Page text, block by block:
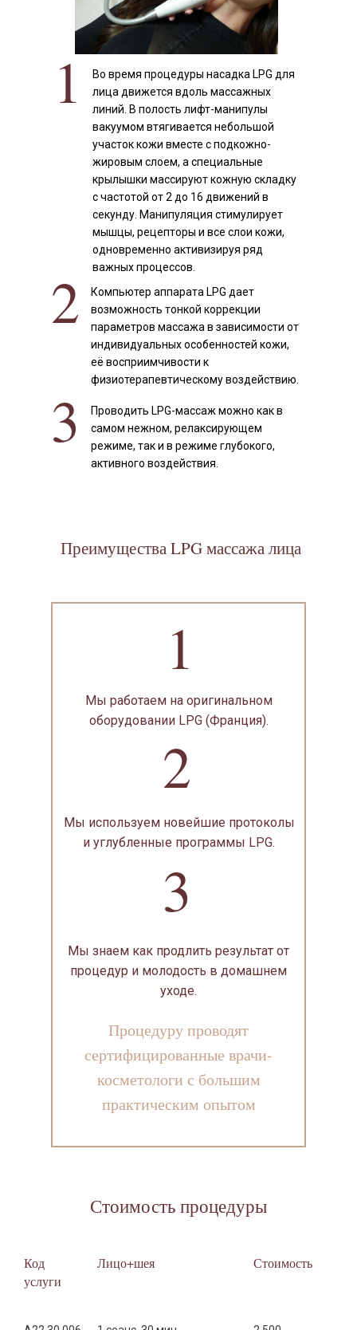
Во время процедуры насадка LPG для
лица движется вдоль массажных
линий. В полость лифт-манипулы
вакуумом втягивается небольшой
участок кожи вместе с подкожно-
жировым слоем, а специальные
крылышки массируют кожную складку
с частотой от 2 до 16 движений в
секунду. Манипуляция стимулирует
мышцы, рецепторы и все слои кожи,
одновременно активизируя ряд
важных процессов.
1
Компьютер аппарата LPG дает
возможность тонкой коррекции
параметров массажа в зависимости от
индивидуальных особенностей кожи,
её восприимчивости к
физиотерапевтическому воздействию.
2
Проводить LPG-массаж можно как в
самом нежном, релаксирующем
режиме, так и в режиме глубокого,
активного воздействия.
3
Преимущества LPG массажа лица
Мы работаем на оригинальном
оборудовании LPG (Франция).
1
2
Мы используем новейшие протоколы
и углубленные программы LPG.
3
Мы знаем как продлить результат от
процедур и молодость в домашнем
уходе.
Процедуру проводят
сертифицированные врачи-
косметологи с большим
практическим опытом
Стоимость процедуры
Код
услуги
Лицо+шея Стоимость